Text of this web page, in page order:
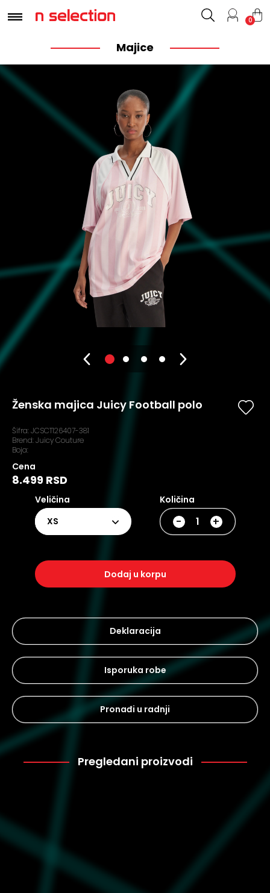
0
Majice
Ženska majica Juicy Football polo
Šifra:JCSCT126407-381
Brend:Juicy Couture
Boja:
Cena
8.499 RSD
Veličina
XS
Količina
- +
dodaj u korpu
Deklaracija
Isporuka robe
Pronađi u radnji
Pregledani proizvodi